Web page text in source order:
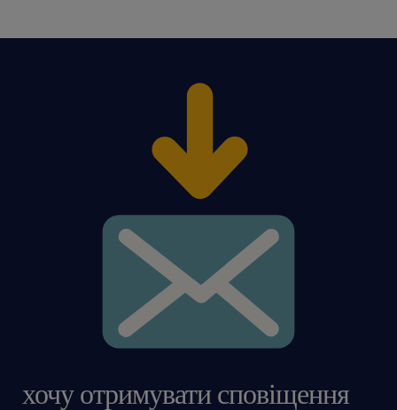
хочу отримувати сповіщення